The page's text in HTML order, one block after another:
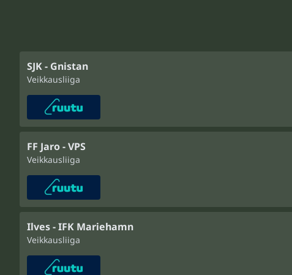
SJK - Gnistan
Veikkausliiga
FF Jaro - VPS
Veikkausliiga
Ilves - IFK Mariehamn
Veikkausliiga